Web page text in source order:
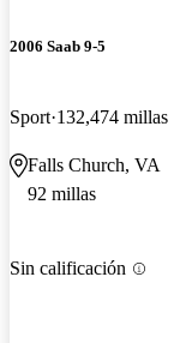
2006 Saab 9-5
Sport 132,474 millas
Falls Church, VA
92 millas
Sin calificación